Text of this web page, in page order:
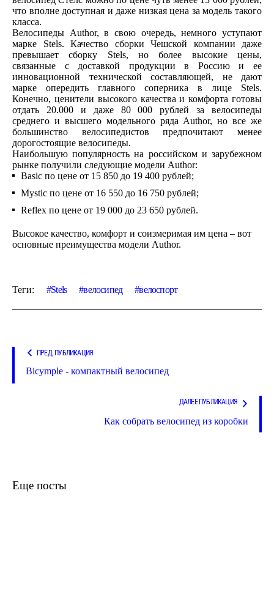
что вполне доступная и даже низкая цена за модель такого
класса.
Велосипеды Author, в свою очередь, немного уступают
марке Stels. Качество сборки Чешской компании даже
превышает сборку Stels, но более высокие цены,
связанные с доставкой продукции в Россию и ее
инновационной технической составляющей, не дают
марке опередить главного соперника в лице Stels.
Конечно, ценители высокого качества и комфорта готовы
отдать 20.000 и даже 80 000 рублей за велосипеды
среднего и высшего модельного ряда Author, но все же
большинство велосипедистов предпочитают менее
дорогостоящие велосипеды.
Наибольшую популярность на российском и зарубежном
рынке получили следующие модели Author:
Basic по цене от 15 850 до 19 400 рублей;
Mystic по цене от 16 550 до 16 750 рублей;
Reflex по цене от 19 000 до 23 650 рублей.
Высокое качество, комфорт и соизмеримая им цена – вот
основные преимущества модели Author.
Теги: Stels велосипед велоспорт
ПРЕД. ПУБЛИКАЦИЯ
Bicymple - компактный велосипед
ДАЛЕЕ ПУБЛИКАЦИЯ
Как собрать велосипед из коробки
Еще посты